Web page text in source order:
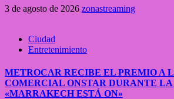
3 de agosto de 2026 zonastreaming
Ciudad
Entretenimiento
METROCAR RECIBE EL PREMIO A
COMERCIAL ONSTAR DURANTE
«MARRAKECH ESTÁ ON»